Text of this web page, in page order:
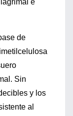
e
de
Sin
y los
al